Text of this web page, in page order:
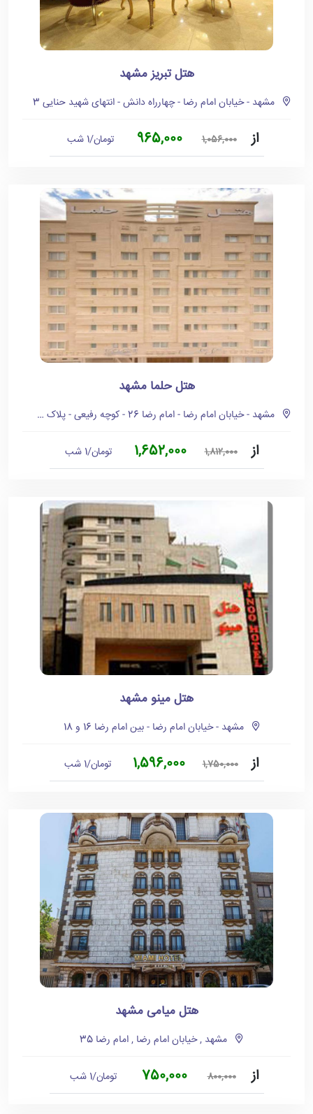
هتل تبریز مشهد
مشهد - خیابان امام رضا - چهارراه دانش - انتهای شهید حنایی 3
از 1,056,000
965,000 تومان/1 شب
هتل حلما مشهد
مشهد - خیابان امام رضا - امام رضا 26 - کوچه رفیعی - پلاک 104
از 1,812,000
1,652,000 تومان/1 شب
هتل مینو مشهد
مشهد - خیابان امام رضا - بین امام رضا 16 و 18
از 1,750,000
1,596,000 تومان/1 شب
هتل میامی مشهد
مشهد , خیابان امام رضا , امام رضا 35
از 800,000
750,000 تومان/1 شب